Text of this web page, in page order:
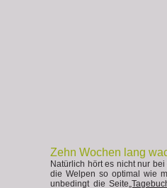
Zehn Wochen lang
Natürlich hört es nicht nur
die Welpen so optimal wie
unbedingt die Seite